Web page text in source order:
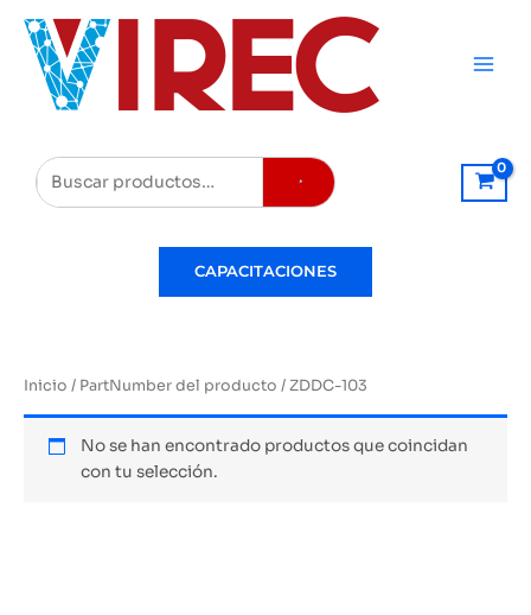
contenido
Buscar
CAPACITACIONES
Inicio / PartNumber del producto / ZDDC-103
No se han encontrado productos que coincidan
con tu selección.